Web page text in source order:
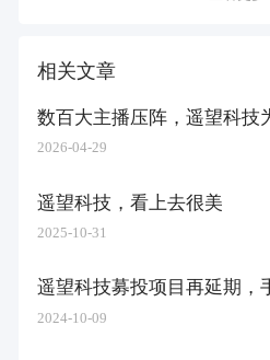
相关文章
数百大主播压阵，遥望科技
2026-04-29
遥望科技，看上去很美
2025-10-31
遥望科技募投项目再延期，
2024-10-09